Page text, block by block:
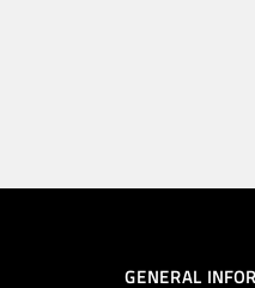
GENERAL